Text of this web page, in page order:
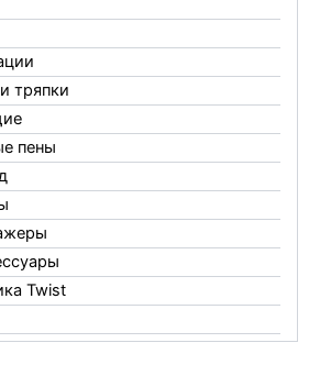
тряпки
пены
Twist